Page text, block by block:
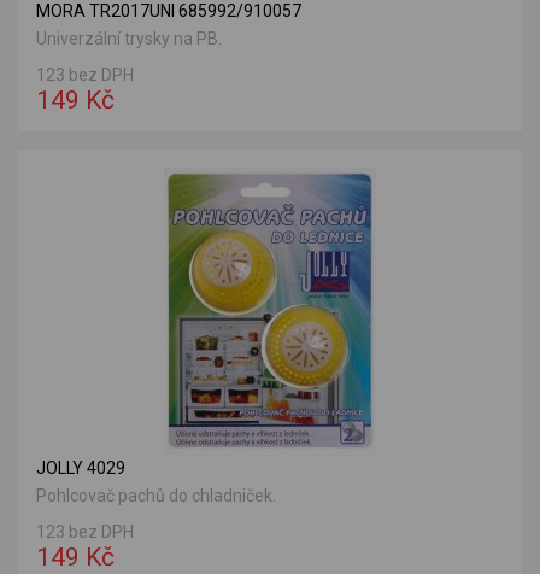
MORA TR2017UNI 685992/910057
Univerzální trysky na PB.
123 bez DPH
149 Kč
JOLLY 4029
Pohlcovač pachů do chladniček.
123 bez DPH
149 Kč